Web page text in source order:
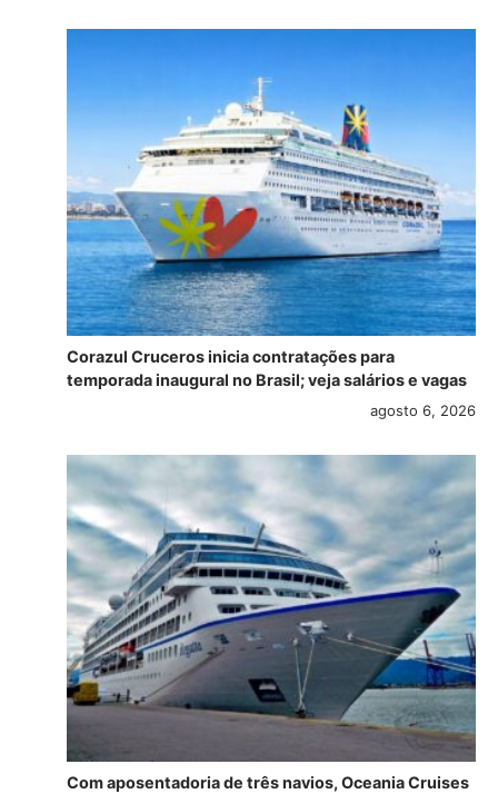
Corazul Cruceros inicia contratações para
temporada inaugural no Brasil; veja salários e vagas
agosto 6, 2026
Com aposentadoria de três navios, Oceania Cruises